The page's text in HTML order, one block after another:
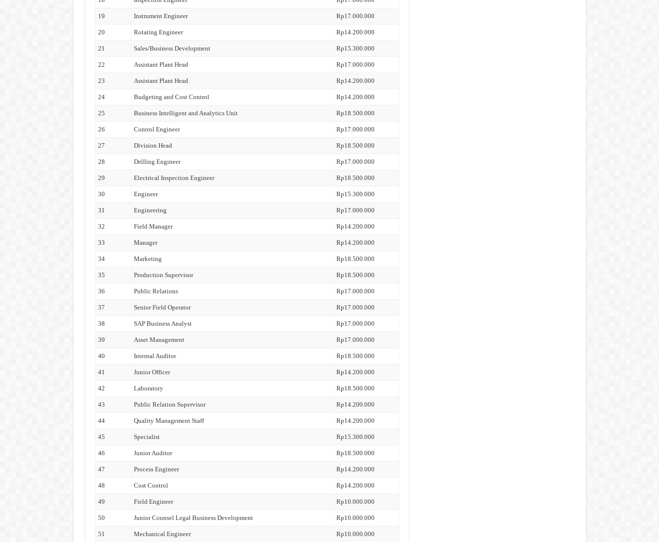
19 Instrument Engineer Rp17.000.000
20 Rotating Engineer Rp14.200.000
21 Sales/Business Development Rp15.300.000
22 Assistant Plant Head Rp17.000.000
23 Assistant Plant Head Rp14.200.000
24 Budgeting and Cost Control Rp14.200.000
25 Business Intelligent and Analytics Unit Rp18.500.000
26 Control Engineer Rp17.000.000
27 Division Head Rp18.500.000
28 Drilling Engineer Rp17.000.000
29 Electrical Inspection Engineer Rp18.500.000
30 Engineer Rp15.300.000
31 Engineering Rp17.000.000
32 Field Manager Rp14.200.000
33 Manager Rp14.200.000
34 Marketing Rp18.500.000
35 Production Supervisor Rp18.500.000
36 Public Relations Rp17.000.000
37 Senior Field Operator Rp17.000.000
38 SAP Business Analyst Rp17.000.000
39 Asset Management Rp17.000.000
40 Internal Auditor Rp18.500.000
41 Junior Officer Rp14.200.000
42 Laboratory Rp18.500.000
43 Public Relation Supervisor Rp14.200.000
44 Quality Management Staff Rp14.200.000
45 Specialist Rp15.300.000
46 Junior Auditor Rp18.500.000
47 Process Engineer Rp14.200.000
48 Cost Control Rp14.200.000
49 Field Engineer Rp10.000.000
50 Junior Counsel Legal Business Development Rp10.000.000
51 Mechanical Engineer Rp10.000.000